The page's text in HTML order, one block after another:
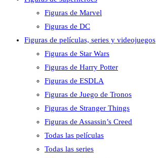
Figuras de Marvel
Figuras de DC
Figuras de películas, series y videojuegos
Figuras de Star Wars
Figuras de Harry Potter
Figuras de ESDLA
Figuras de Juego de Tronos
Figuras de Stranger Things
Figuras de Assassin’s Creed
Todas las películas
Todas las series